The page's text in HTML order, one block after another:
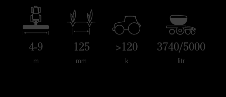
4-9
m
125
mm
>120
k
3740/5000
litr